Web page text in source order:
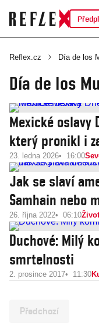
Reflex.cz Día de los
Día de los
Mexické oslavy
který pronikl i
23. ledna 2026 16:00
Jak se slaví
Samhain nebo
26. října 2022 06:10
Duchové: Milý
smrtelnosti
2. prosince 2017 11:30
Předchozí